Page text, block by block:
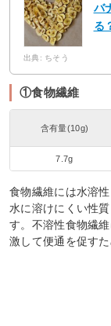
バ
る
出典: ちそう
①食物繊維
含有量(10g)
7.7g
食物繊維には水溶
水に溶けにくい性
す。不溶性食物繊
激して便通を促す